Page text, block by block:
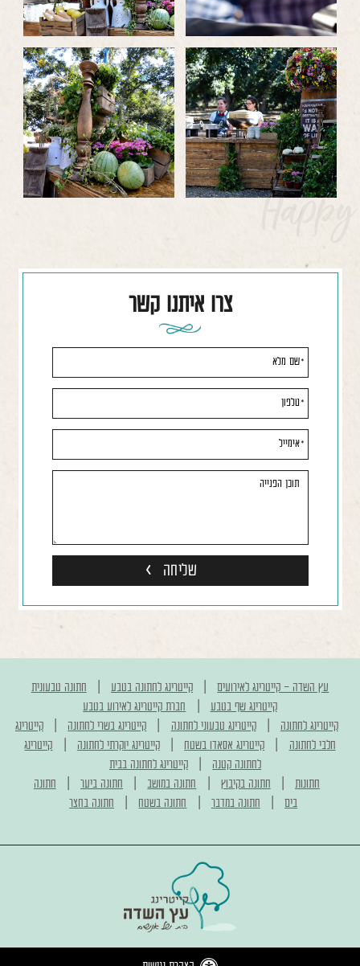
צרו איתנו קשר
אנא
מלאו
טופס
לפתיחת
התמונה
בגדול
-
לפתיחת
התמונה
בגדול
-
עץ השדה - קייטרינג לאירועים קייטרינג לחתונה בטבע
חתונה טבעונית
קייטרינג שף בטבע
חברת קייטרינג לאירוע בטבע
קייטרינג לחתונה
קייטרינג טבעוני לחתונה קייטרינג בשרי לחתונה
קייטרינג
חלבי לחתונה
קייטרינג אסאדו בשטח קייטרינג יוקרתי לחתונה
קייטרינג
לחתונה קטנה
קייטרינג לחתונה בבית
חתונות
חתונה בקיבוץ חתונה במושב חתונה ביער
חתונה
בים
חתונה במדבר חתונה בשטח חתונה בחצר